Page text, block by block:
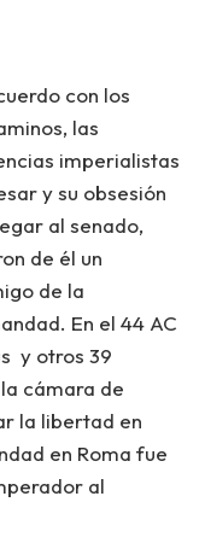
con los
las
imperialistas
y su obsesión
al senado,
de él un
de la
En el 44 AC
y otros 39
cámara de
la libertad en
en Roma fue
al